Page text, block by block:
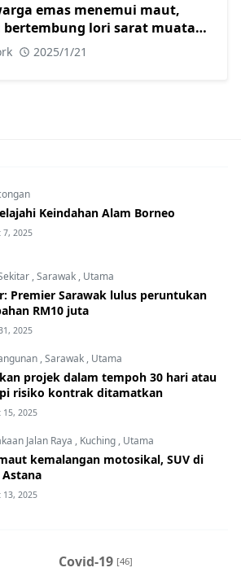
emas menemui maut,
lori sarat muatan
Lawas
2025/1/21
Keindahan Alam Borneo
7, 2025
,Sarawak , Utama
Premier Sarawak lulus peruntukan
RM10 juta
2025
,Sarawak , Utama
projek dalam tempoh 30 hari atau
risiko kontrak ditamatkan
15, 2025
Jalan Raya , Kuching , Utama
kemalangan motosikal, SUV di
Astana
13, 2025
Covid-19 [46]